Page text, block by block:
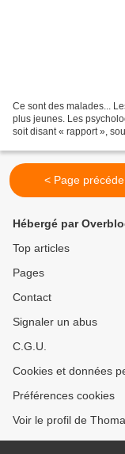
Ce sont des malades...
plus jeunes. Les
soit disant « rapport »,
< Page
Hébergé par
Top articles
Pages
Contact
Signaler un abus
C.G.U.
Cookies et données
Préférences cookies
Voir le profil de